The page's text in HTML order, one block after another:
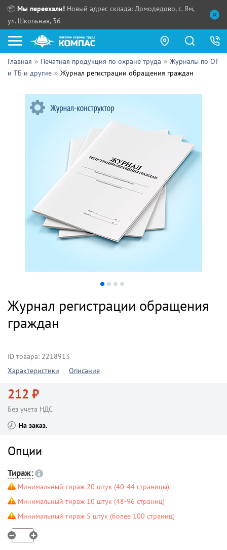
📦 Мы переехали! Новый адрес склада: Домодедово, с. Ям,
ул. Школьная, 36
Как купить?
Сотрудничество
Контакты
Выдача продукции:
Главная Печатная продукция по охране труда
Журналы по ОТ
и ТБ и другие
Журнал регистрации обращения граждан
Журнал регистрации обращения
граждан
ID товара: 2218913
Характеристики
Описание
212 ₽
Без учета НДС
На заказ
Опции
Тираж:
Минимальный тираж 20 штук (40-44 страницы)
Минимальный тираж 10 штук (48-96 страниц)
Минимальный тираж 5 штук (более 100 страниц)